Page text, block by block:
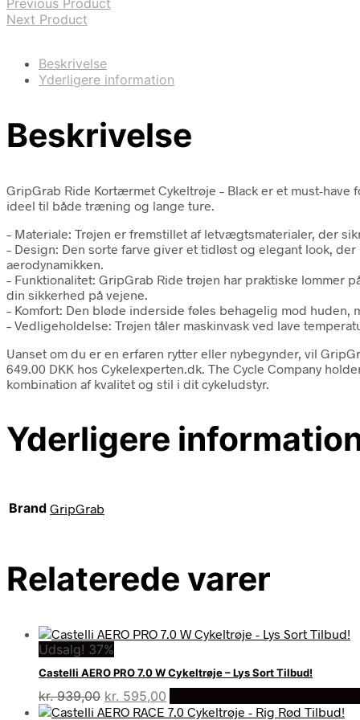
Next Product
Beskrivelse
Yderligere information
Beskrivelse
GripGrab Ride Kortærmet Cykeltrøje – Black er et must-
ideel til både træning og lange ture.
– Materiale: Trøjen er fremstillet af letvægtsmaterialer, der
– Design: Den sorte farve giver et tidløst og elegant look,
aerodynamikken.
– Funktionalitet: GripGrab Ride trøjen har praktiske lommer
din sikkerhed på vejene.
– Komfort: Den bløde inderside føles behagelig mod
– Vedligeholdelse: Trøjen tåler maskinvask ved lave
Uanset om du er en erfaren rytter eller nybegynder, vil
649.00 DKK hos Cykelexperten.dk. The Cycle Company
kombination af kvalitet og stil i dit cykeludstyr.
Yderligere
Brand GripGrab
Relaterede varer
Udsalg! 37%
Castelli AERO PRO 7.0 W Cykeltrøje – Lys Sort Tilbud!
kr.939,00 Den
oprindelige
kr. 595,00
aktuelle